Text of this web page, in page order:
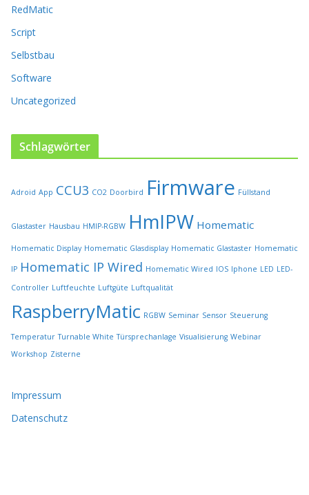
s
e
i
t
g
e
l
d
e
RedMatic
Script
Selbstbau
Software
Uncategorized
Schlagwörter
Adroid App CCU3 CO2 Doorbird Firmware Füllstand
Glastaster Hausbau HMIP-RGBW HmIPW Homematic
Homematic Display Homematic Glasdisplay Homematic Glastaster Homematic
IP Homematic IP Wired Homematic Wired IOS Iphone LED LED-
Controller Luftfeuchte Luftgüte Luftqualität
RaspberryMatic RGBW Seminar Sensor Steuerung
Temperatur Turnable White Türsprechanlage Visualisierung Webinar
Workshop Zisterne
Impressum
Datenschutz